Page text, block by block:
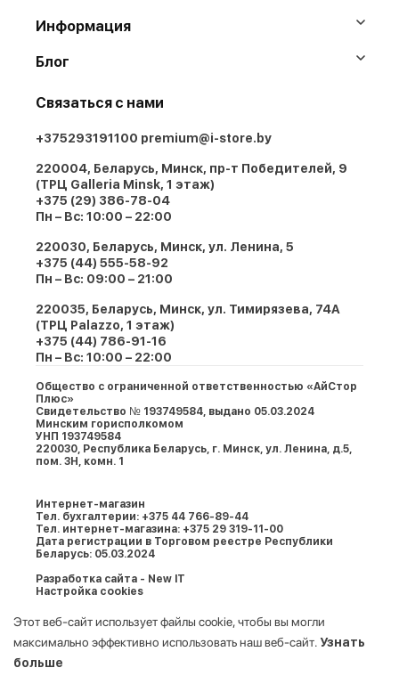
Информация
Блог
Связаться с нами
+375293191100 premium@i-store.by
220004, Беларусь, Минск, пр-т Победителей, 9
(ТРЦ Galleria Minsk, 1 этаж)
+375 (29) 386-78-04
Пн – Вс: 10:00 – 22:00
220030, Беларусь, Минск, ул. Ленина, 5
+375 (44) 555-58-92
Пн – Вс: 09:00 – 21:00
220035, Беларусь, Минск, ул. Тимирязева, 74A
(ТРЦ Palazzo, 1 этаж)
+375 (44) 786-91-16
Пн – Вс: 10:00 – 22:00
Общество с ограниченной ответственностью «АйСтор
Плюс»
Свидетельство № 193749584, выдано 05.03.2024
Минским горисполкомом
УНП 193749584
220030, Республика Беларусь, г. Минcк, ул. Ленина, д.5,
пом. 3Н, комн. 1
Интернет-магазин
Тел. бухгалтерии: +375 44 766-89-44
Тел. интернет-магазина: +375 29 319-11-00
Дата регистрации в Торговом реестре Республики
Беларусь: 05.03.2024
Разработка сайта - New IT
Настройка cookies
Этот веб-сайт использует файлы cookie, чтобы вы могли
максимально эффективно использовать наш веб-сайт. Узнать
больше